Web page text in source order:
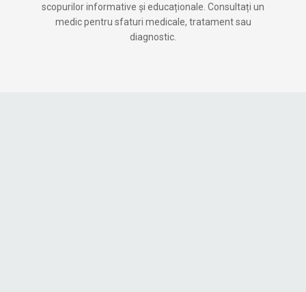
scopurilor informative și educaționale. Consultați un
medic pentru sfaturi medicale, tratament sau
diagnostic.